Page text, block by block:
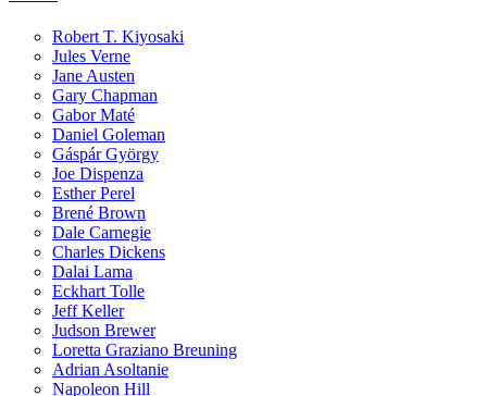
Robert T. Kiyosaki
Jules Verne
Jane Austen
Gary Chapman
Gabor Maté
Daniel Goleman
Gáspár György
Joe Dispenza
Esther Perel
Brené Brown
Dale Carnegie
Charles Dickens
Dalai Lama
Eckhart Tolle
Jeff Keller
Judson Brewer
Loretta Graziano Breuning
Adrian Asoltanie
Napoleon Hill